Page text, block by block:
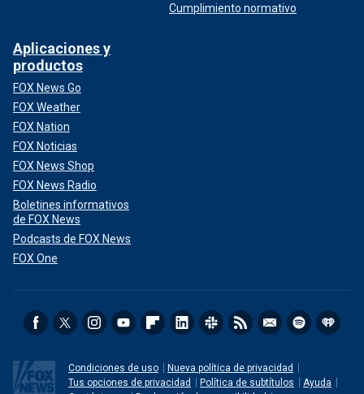
Cumplimiento normativo
Aplicaciones y
productos
FOX News Go
FOX Weather
FOX Nation
FOX Noticias
FOX News Shop
FOX News Radio
Boletines informativos
de FOX News
Podcasts de FOX News
FOX One
Condiciones de uso
Nueva política de privacidad
Tus opciones de privacidad
Política de subtítulos
Ayuda